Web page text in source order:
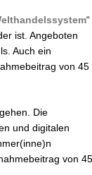
“
ist. Angeboten
Auch ein
von 45
Die
und digitalen
von 45